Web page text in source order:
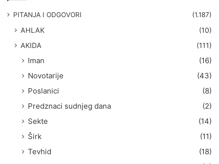
PITANJA I ODGOVORI (1.187)
AHLAK
(10)
AKIDA
(111)
Iman
(16)
Novotarije
(43)
Poslanici
(8)
Predznaci sudnjeg dana
(2)
Sekte
(14)
Širk
(11)
Tevhid
(18)